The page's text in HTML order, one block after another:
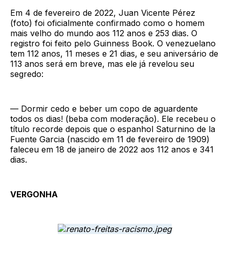
Em 4 de fevereiro de 2022, Juan Vicente Pérez
(foto) foi oficialmente confirmado como o homem
mais velho do mundo aos 112 anos e 253 dias. O
registro foi feito pelo Guinness Book. O venezuelano
tem 112 anos, 11 meses e 21 dias, e seu aniversário de
113 anos será em breve, mas ele já revelou seu
segredo:
— Dormir cedo e beber um copo de aguardente
todos os dias! (beba com moderação). Ele recebeu o
título recorde depois que o espanhol Saturnino de la
Fuente Garcia (nascido em 11 de fevereiro de 1909)
faleceu em 18 de janeiro de 2022 aos 112 anos e 341
dias.
VERGONHA